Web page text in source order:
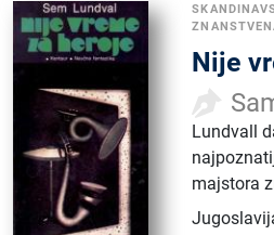
Nije
Lundvall
majstora